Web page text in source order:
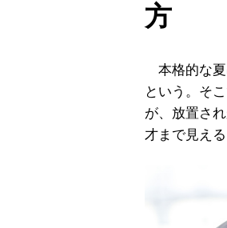
方
本格的な夏
という。そ
が、放置さ
才まで見え